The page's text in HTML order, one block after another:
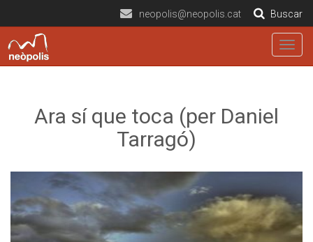
neopolis@neopolis.cat Buscar
Ara sí que toca (per Daniel
Tarragó)